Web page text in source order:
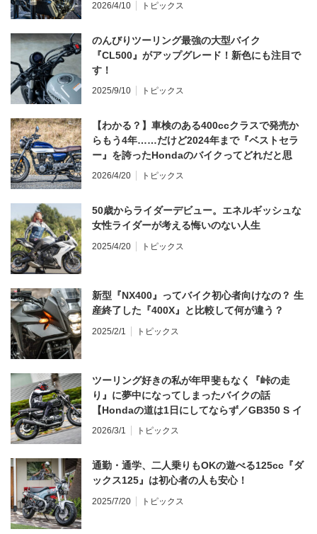
2026/4/10 トピックス
のんびりツーリング最強の大型バイク
『CL500』がアップグレード！新色にも注目で
す！
2025/9/10 トピックス
【わかる？】車検のある400ccクラスで発売か
らもう4年……だけど2024年まで『ベストセラ
ー』を誇ったHondaのバイクってどれだと思
う？
2026/4/20 トピックス
50歳からライダーデビュー。エネルギッシュな
女性ライダーが考える悔いのない人生
2025/4/20 トピックス
新型『NX400』ってバイク初心者向けなの？ 生
産終了した『400X』と比較して何が違う？
2025/2/1 トピックス
ツーリング好きの私が年甲斐もなく『峠の走
り』に夢中になってしまったバイクの話
【Hondaの道は1日にしてならず／GB350 S イ
ンプレ・レビュー 前編】
2026/3/1 トピックス
通勤・通学、二人乗りもOKの遊べる125cc『ダ
ックス125』は初心者の人も安心！
2025/7/20 トピックス